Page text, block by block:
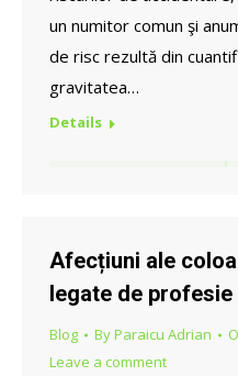
un numitor comun şi
de risc rezultă din
gravitatea…
Details
Afecțiuni ale
legate de profesie
Blog ByParaicu Adrian
Leave a comment